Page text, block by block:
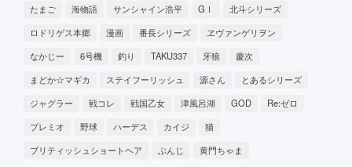
たまご
海物語 サンシャイン浩平 GⅠ
北斗シリーズ
ロドリゲス本郷
漫画 番長シリーズ
ヱヴァンゲリヲン
なかじー
6号機 釣り TAKU337 牙狼
慶次
まどか☆マギカ
ステイフーリッシュ 源さん
とあるシリーズ
ジャグラー
戦コレ 戦国乙女 津風呂湖 GOD
Re:ゼロ
プレミオ
野球 ハーデス カイジ
猫
ブリティッシュショートヘア
ぶんじ 黄門ちゃま